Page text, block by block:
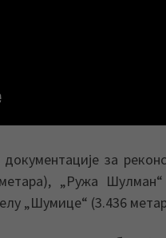
за
„Ружа
„Шумице“ (3.436